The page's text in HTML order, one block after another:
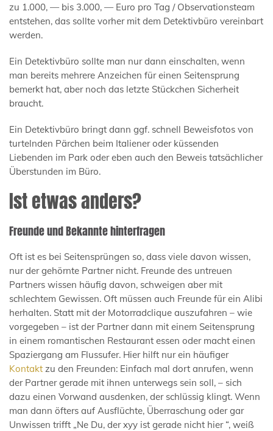
zu 1.000, — bis 3.000, — Euro pro Tag / Observationsteam
entstehen, das sollte vorher mit dem Detektivbüro vereinbart
werden.
Ein Detektivbüro sollte man nur dann einschalten, wenn
man bereits mehrere Anzeichen für einen Seitensprung
bemerkt hat, aber noch das letzte Stückchen Sicherheit
braucht.
Ein Detektivbüro bringt dann ggf. schnell Beweisfotos von
turtelnden Pärchen beim Italiener oder küssenden
Liebenden im Park oder eben auch den Beweis tatsächlicher
Überstunden im Büro.
Ist etwas anders?
Freunde und Bekannte hinterfragen
Oft ist es bei Seitensprüngen so, dass viele davon wissen,
nur der gehörnte Partner nicht. Freunde des untreuen
Partners wissen häufig davon, schweigen aber mit
schlechtem Gewissen. Oft müssen auch Freunde für ein Alibi
herhalten. Statt mit der Motorradclique auszufahren – wie
vorgegeben – ist der Partner dann mit einem Seitensprung
in einem romantischen Restaurant essen oder macht einen
Spaziergang am Flussufer. Hier hilft nur ein häufiger
Kontakt zu den Freunden: Einfach mal dort anrufen, wenn
der Partner gerade mit ihnen unterwegs sein soll, – sich
dazu einen Vorwand ausdenken, der schlüssig klingt. Wenn
man dann öfters auf Ausflüchte, Überraschung oder gar
Unwissen trifft „Ne Du, der xyy ist gerade nicht hier “, weiß